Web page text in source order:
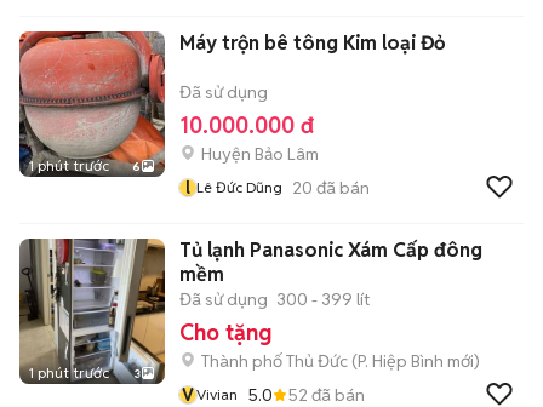
1 phút trước 6
Máy trộn bê tông Kim loại Đỏ
Đã sử dụng
10.000.000 đ
Huyện Bảo Lâm
l Lê Đức Dũng 20 đã bán
1 phút trước 3
Tủ lạnh Panasonic Xám Cấp đông
mềm
Đã sử dụng 300 - 399 lít
Cho tặng
Thành phố Thủ Đức (P. Hiệp Bình mới)
VVivian 5.0 52 đã bán